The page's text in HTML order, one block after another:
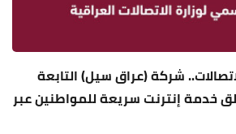
شركة (عراق سيل) التابعة
خدمة إنترنت سريعة للمواطنين عبر